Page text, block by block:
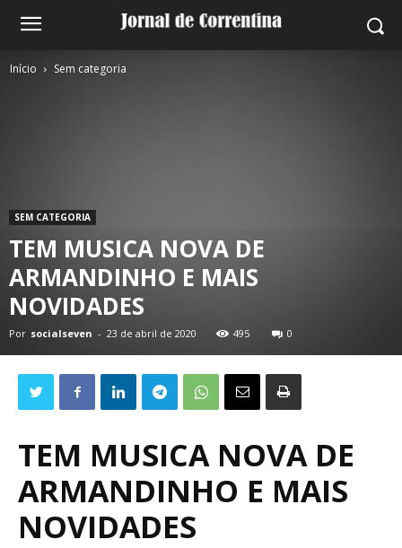
Início Sem categoria
SEM CATEGORIA
TEM MUSICA NOVA DE
ARMANDINHO E MAIS
NOVIDADES
Por socialseven - 23 de abril de 2020 495 0
TEM MUSICA NOVA DE
ARMANDINHO E MAIS
NOVIDADES